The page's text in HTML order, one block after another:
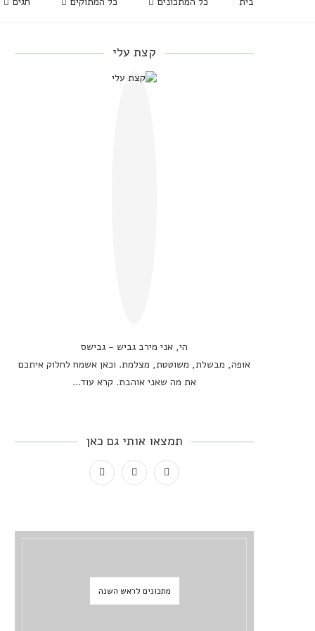
קצת עלי
הי, אני מירב גביש - גבישס
אופה, מבשלת, משוטטת, מצלמת. וכאן אשמח לחלוק איתכם
את מה שאני אוהבת. קרא עוד...
תמצאו אותי גם כאן
מתכונים לראש השנה